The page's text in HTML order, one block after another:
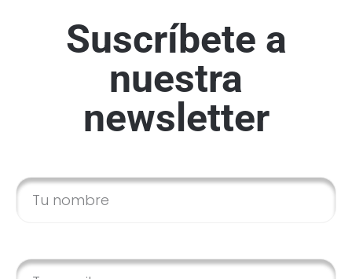
Suscríbete a
nuestra
newsletter